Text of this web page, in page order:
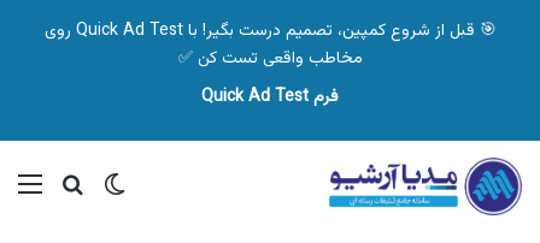
🎯 قبل از شروع کمپین، تصمیم درست بگیر! با Quick Ad Test روی
مخاطب واقعی تست کن ✅
فرم Quick Ad Test
تغییر پوسته